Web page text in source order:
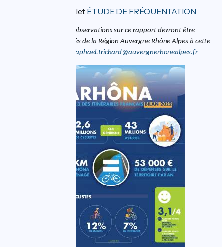
rapport complet ÉTUDE DE FRÉQUENTATION
Les éventuelles observations sur ce rapport devront être
communiquées auprès de la Région Auvergne Rhône Alpes à cette
raphael.trichard@auvergnerhonealpes.fr